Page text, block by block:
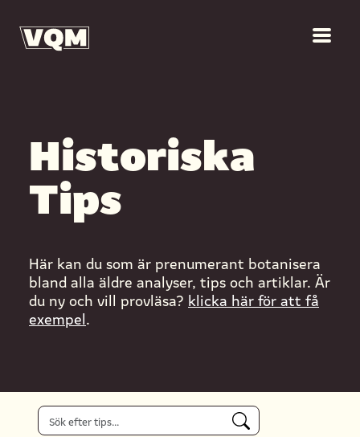
Historiska
Tips
Här kan du som är prenumerant botanisera
bland alla äldre analyser, tips och artiklar. Är
du ny och vill provläsa? klicka här för att få
exempel.